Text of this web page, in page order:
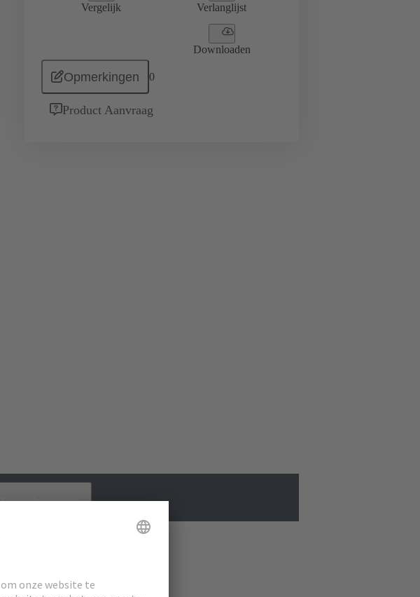
Vergelijk Verlanglijst
Downloaden
Opmerkingen 0
Product Aanvraag
Distributeurs